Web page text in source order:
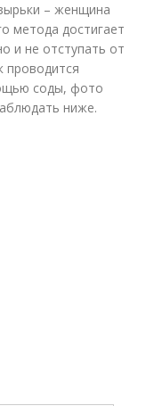
– женщина
метода достигает
и не отступать от
проводится
соды, фото
ниже.